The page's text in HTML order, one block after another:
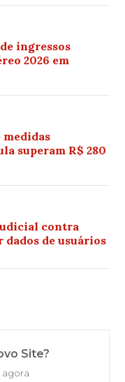
ingressos
2026 em
superam R$ 280
contra
de usuários
Site?
agora